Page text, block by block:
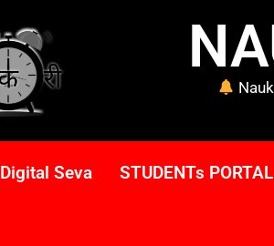
Digital Seva STUDENTs PORTAL